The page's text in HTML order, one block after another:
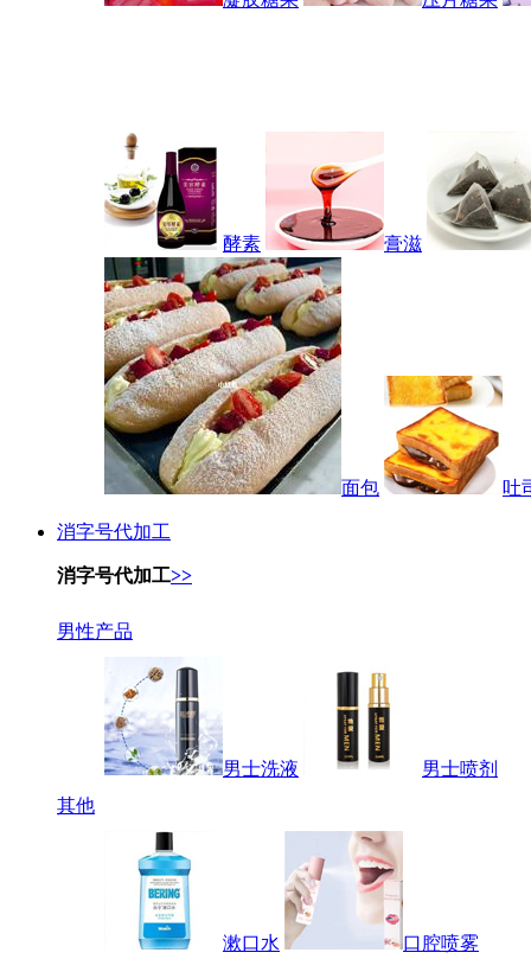
酵素 膏滋
面包 吐
消字号代加工
消字号代加工>>
男性产品
男士洗液
男士喷剂
其他
漱口水 口腔喷雾